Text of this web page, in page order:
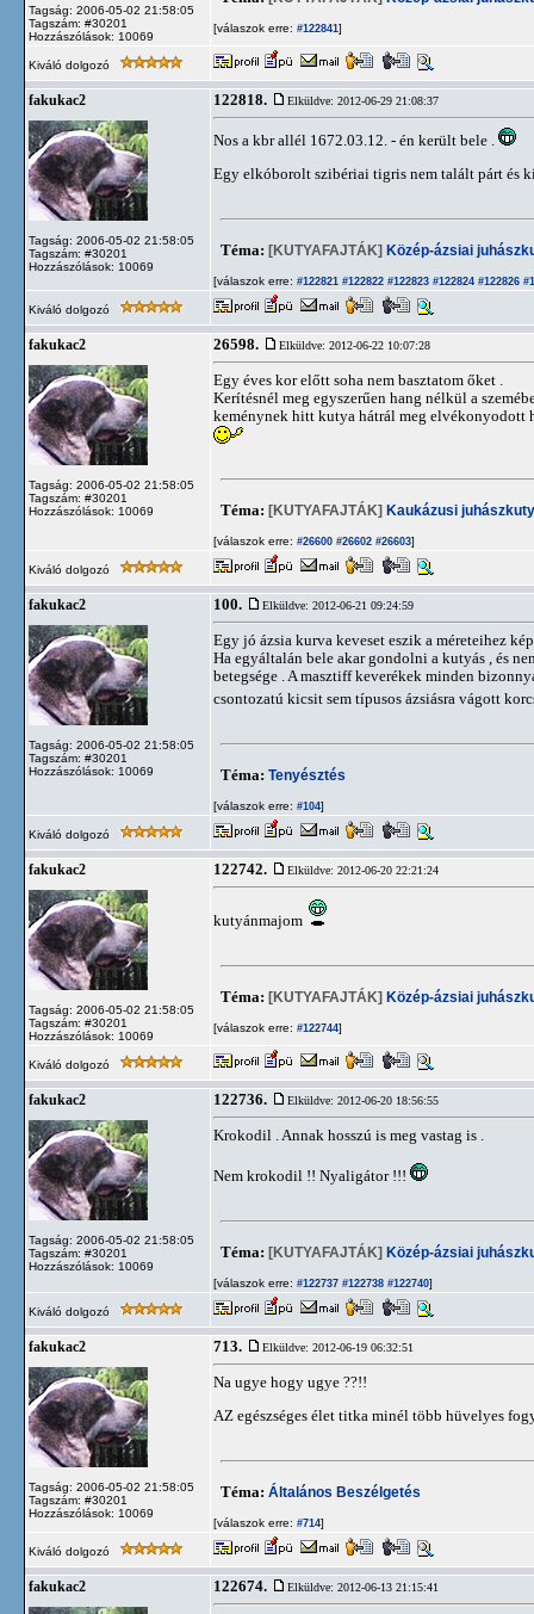
Tagság: 2006-05-02 21:58:05
Tagszám: #30201
Hozzászólások: 10069
[válaszok erre: #122841]
Kiváló dolgozó
fakukac2
Tagság: 2006-05-02 21:58:05
Tagszám: #30201
Hozzászólások: 10069
122818. Elküldve: 2012-06-29 21:08:37
Nos a kbr allél 1672.03.12. - én került bele .
Egy elkóborolt szibériai tigris nem talált párt és
Téma: [KUTYAFAJTÁK] Közép-ázsiai
[válaszok erre: #122821 #122822 #122823 #122824 #122826
Kiváló dolgozó
fakukac2
Tagság: 2006-05-02 21:58:05
Tagszám: #30201
Hozzászólások: 10069
26598. Elküldve: 2012-06-22 10:07:28
Egy éves kor előtt soha nem basztatom őket .
Kerítésnél meg egyszerűen hang nélkül a
keménynek hitt kutya hátrál meg elvékonyodott
Téma: [KUTYAFAJTÁK] Kaukázusi
[válaszok erre: #26600 #26602 #26603]
Kiváló dolgozó
fakukac2
Tagság: 2006-05-02 21:58:05
Tagszám: #30201
Hozzászólások: 10069
100. Elküldve: 2012-06-21 09:24:59
Egy jó ázsia kurva keveset eszik a méreteihez
Ha egyáltalán bele akar gondolni a kutyás , és
betegsége . A masztiff keverékek minden
csontozatú kicsit sem típusos ázsiásra vágott
Téma: Tenyésztés
[válaszok erre: #104]
Kiváló dolgozó
fakukac2
Tagság: 2006-05-02 21:58:05
Tagszám: #30201
Hozzászólások: 10069
122742. Elküldve: 2012-06-20 22:21:24
kutyánmajom
Téma: [KUTYAFAJTÁK] Közép-ázsiai
[válaszok erre: #122744]
Kiváló dolgozó
fakukac2
Tagság: 2006-05-02 21:58:05
Tagszám: #30201
Hozzászólások: 10069
122736. Elküldve: 2012-06-20 18:56:55
Krokodil . Annak hosszú is meg vastag is .
Nem krokodil !! Nyaligátor !!!
Téma: [KUTYAFAJTÁK] Közép-ázsiai
[válaszok erre: #122737 #122738 #122740]
Kiváló dolgozó
fakukac2
Tagság: 2006-05-02 21:58:05
Tagszám: #30201
Hozzászólások: 10069
713. Elküldve: 2012-06-19 06:32:51
Na ugye hogy ugye ??!!
AZ egészséges élet titka minél több hüvelyes
Téma: Általános Beszélgetés
[válaszok erre: #714]
Kiváló dolgozó
fakukac2 122674. Elküldve: 2012-06-13 21:15:41